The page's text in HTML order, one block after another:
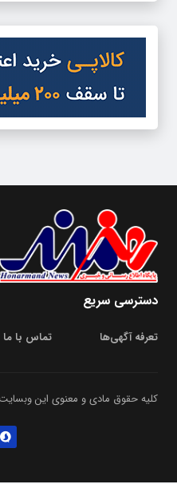
دسترسی سریع
تعرفه آگهی‌ها تماس با ما
کلیه حقوق مادی و معنوی این